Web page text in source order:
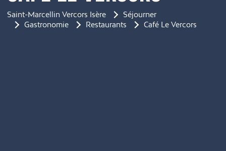
Saint-Marcellin Vercors Isère
Séjourner
Gastronomie
Restaurants Café Le Vercors